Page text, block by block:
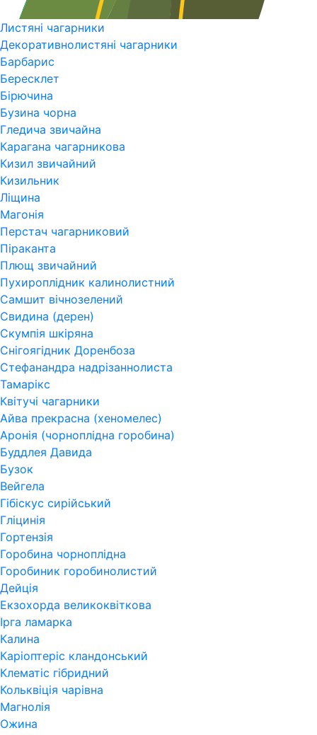
Листяні чагарники
Декоративнолистяні чагарники
Барбарис
Бересклет
Бірючина
Бузина чорна
Гледича звичайна
Карагана чагарникова
Кизил звичайний
Кизильник
Ліщина
Магонія
Перстач чагарниковий
Піраканта
Плющ звичайний
Пухироплідник калинолистний
Самшит вічнозелений
Свидина (дерен)
Скумпія шкіряна
Снігоягідник Доренбоза
Стефанандра надрізаннолиста
Тамарікс
Квітучі чагарники
Айва прекрасна (хеномелес)
Аронія (чорноплідна горобина)
Буддлея Давида
Бузок
Вейгела
Гібіскус сирійський
Гліцинія
Гортензія
Горобина чорноплідна
Горобиник горобинолистий
Дейція
Екзохорда великоквіткова
Ірга ламарка
Калина
Каріоптеріс кландонський
Клематіс гібридний
Кольквіція чарівна
Магнолія
Ожина